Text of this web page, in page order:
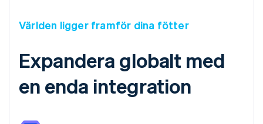
Världen ligger framför dina fötter
Expandera globalt med
en enda integration